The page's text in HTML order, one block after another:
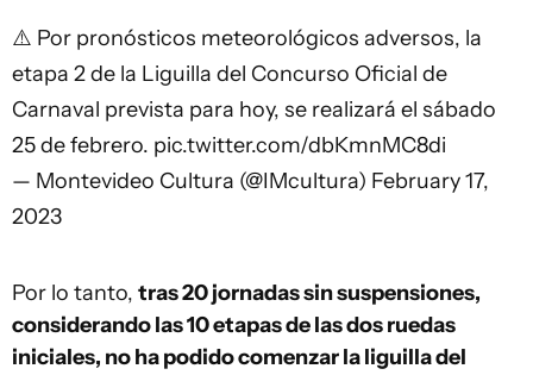
⚠️ Por pronósticos meteorológicos adversos, la
etapa 2 de la Liguilla del Concurso Oficial de
Carnaval prevista para hoy, se realizará el sábado
25 de febrero. pic.twitter.com/dbKmnMC8di
— Montevideo Cultura (@IMcultura) February 17,
2023
Por lo tanto, tras 20 jornadas sin suspensiones,
considerando las 10 etapas de las dos ruedas
iniciales, no ha podido comenzar la liguilla del